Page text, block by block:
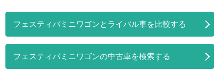
フェスティバミニワゴンとライバル車を比較する
フェスティバミニワゴンの中古車を検索する